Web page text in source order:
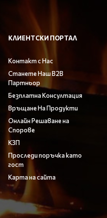
КЛИЕНТСКИ ПОРТАЛ
Контакт с Нас
Станете Наш B2B
Партньор
Безплатна Консултация
Връщане На Продукти
Онлайн Решаване на
Спорове
КЗП
Проследи поръчка като
гост
Карта на сайта